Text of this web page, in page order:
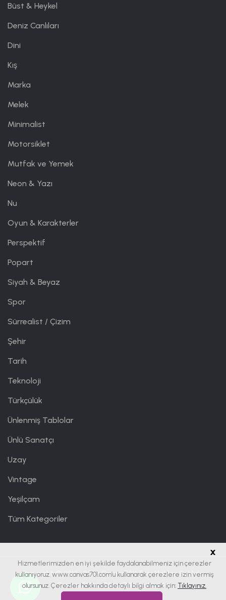
Büst & Heykel
Deniz Canlıları
Dini
Kış
Marka
Melek
Minimalist
Motorsiklet
Mutfak ve Yemek
Neon & Yazı
Nu
Oyun & Karakterler
Perspektif
Popart
Siyah & Beyaz
Spor
Sürrealist / Çizim
Şehir
Tarih
Teknoloji
Türkçülük
Ünlenmiş Tablolar
Ünlü Sanatçı
Uzay
Vintage
Yeşilçam
Tüm Kategoriler
Copyright © 2019 - 2026Canvas701| Tüm Hakları Saklıdır.
Canvas701 birOffice701markasıdır.
x
Hizmetlerimizden en iyi şekilde faydalanabilmeniz için çerezler
kullanıyoruz. www.canvas701.com’u kullanarak çerezlere izin vermiş
olursunuz. Çerezler hakkında detaylı bilgi almak için: Tıklayınız.